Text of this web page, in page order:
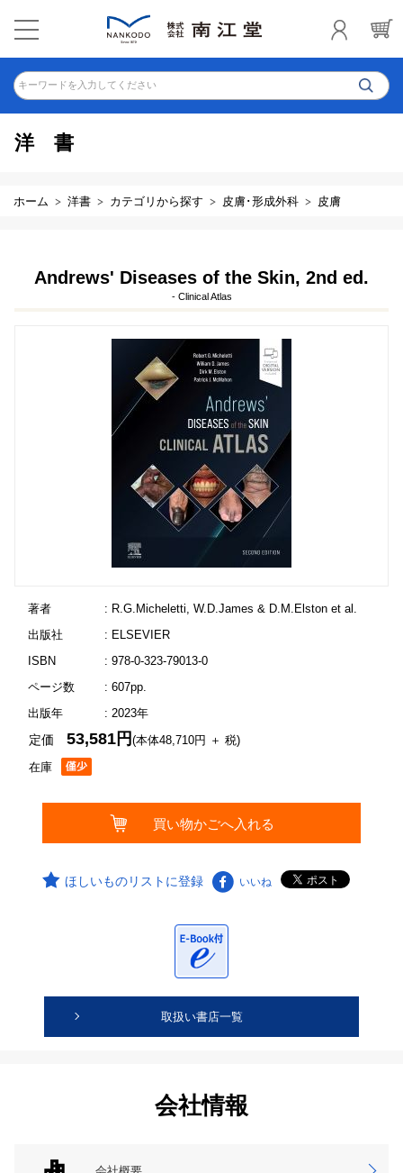
キーワードを入力してください
洋書
ホーム 洋書 カテゴリから探す 皮膚･形成外科 皮膚
Andrews' Diseases of the Skin, 2nd ed.
- Clinical Atlas
著者
: R.G.Micheletti, W.D.James & D.M.Elston et al.
出版社
: ELSEVIER
ISBN
: 978-0-323-79013-0
ページ数
: 607pp.
出版年
: 2023年
在庫
定価53,581円(本体48,710円 ＋ 税)
ほしいものリストに登録 いいね
取扱い書店一覧
会社情報
会社概要